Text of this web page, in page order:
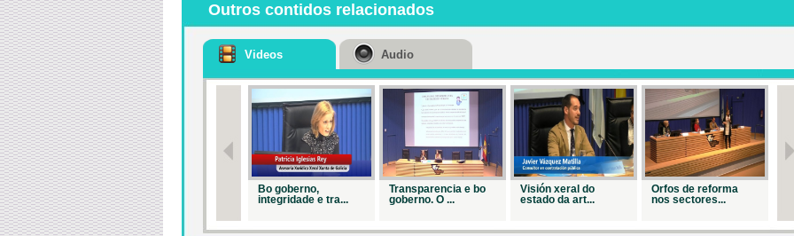
Outros contidos relacionados
Videos
Bo goberno,
integridade e tra...
Transparencia e bo
goberno. O ...
Visión xeral do
estado da art...
Orfos de reforma
nos sectores...
Audio